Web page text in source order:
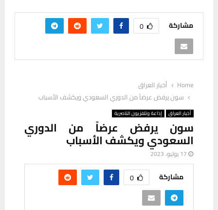
مشاركة 0
Home
أخبار العراق
سون يرفض عرضاً من الدوري السعودي ويكشف الأسباب
أخبار العراق إذاعة وتلفزيون الناصرية
سون يرفض عرضاً من الدوري
السعودي ويكشف الأسباب
17 يوليو، 2023
مشاركة 0